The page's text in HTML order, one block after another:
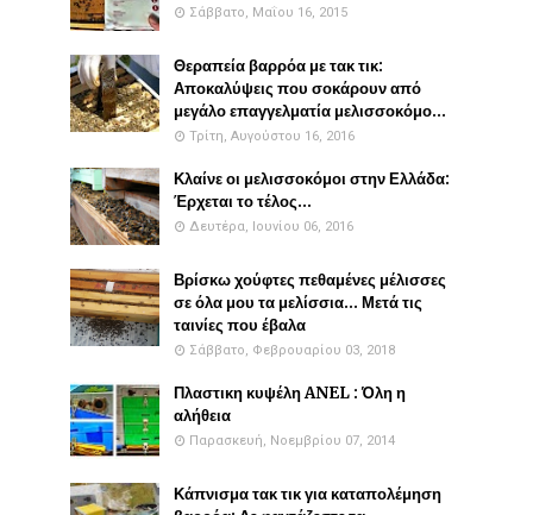
Σάββατο, Μαΐου 16, 2015
Θεραπεία βαρρόα με τακ τικ:
Αποκαλύψεις που σοκάρουν από
μεγάλο επαγγελματία μελισσοκόμο...
Τρίτη, Αυγούστου 16, 2016
Κλαίνε οι μελισσοκόμοι στην Ελλάδα:
Έρχεται το τέλος...
Δευτέρα, Ιουνίου 06, 2016
Βρίσκω χούφτες πεθαμένες μέλισσες
σε όλα μου τα μελίσσια... Μετά τις
ταινίες που έβαλα
Σάββατο, Φεβρουαρίου 03, 2018
Πλαστικη κυψέλη ANEL : Όλη η
αλήθεια
Παρασκευή, Νοεμβρίου 07, 2014
Κάπνισμα τακ τικ για καταπολέμηση